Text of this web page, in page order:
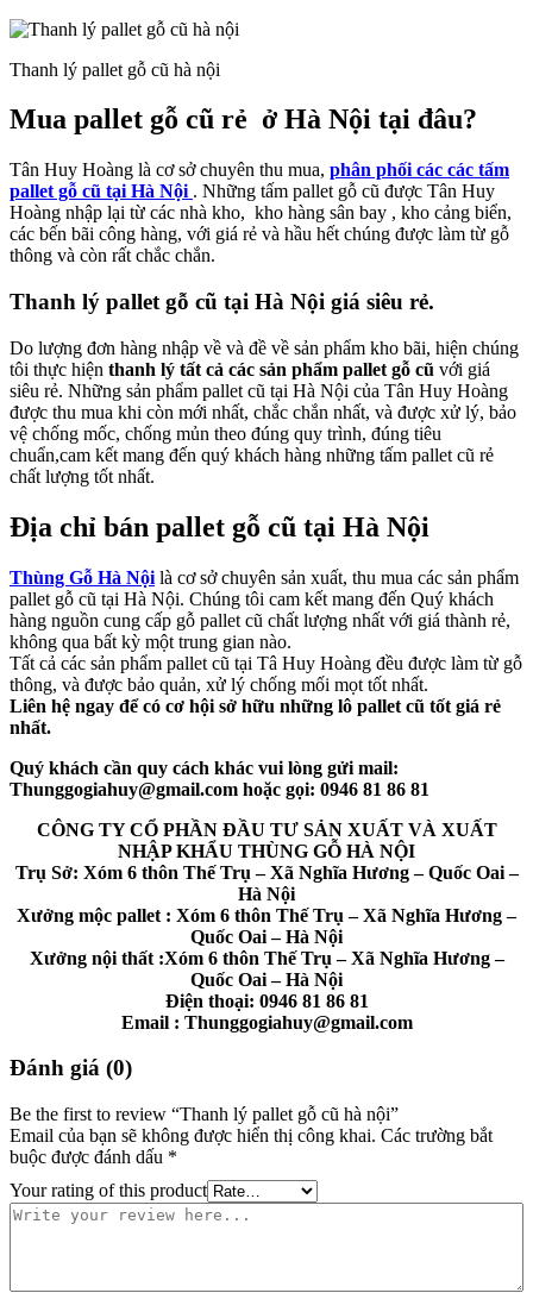
Thanh lý pallet gỗ cũ hà nội
Mua pallet gỗ cũ rẻ ở Hà Nội tại đâu?
Tân Huy Hoàng là cơ sở chuyên thu mua, phân phối các các tấm
pallet gỗ cũ tại Hà Nội . Những tấm pallet gỗ cũ được Tân Huy
Hoàng nhập lại từ các nhà kho, kho hàng sân bay , kho cảng biển,
các bến bãi công hàng, với giá rẻ và hầu hết chúng được làm từ gỗ
thông và còn rất chắc chắn.
Thanh lý pallet gỗ cũ tại Hà Nội giá siêu rẻ.
Do lượng đơn hàng nhập về và đề về sản phẩm kho bãi, hiện chúng
tôi thực hiện thanh lý tất cả các sản phẩm pallet gỗ cũ với giá
siêu rẻ. Những sản phẩm pallet cũ tại Hà Nội của Tân Huy Hoàng
được thu mua khi còn mới nhất, chắc chắn nhất, và được xử lý, bảo
vệ chống mốc, chống mủn theo đúng quy trình, đúng tiêu
chuẩn,cam kết mang đến quý khách hàng những tấm pallet cũ rẻ
chất lượng tốt nhất.
Địa chỉ bán pallet gỗ cũ tại Hà Nội
Thùng Gỗ Hà Nội là cơ sở chuyên sản xuất, thu mua các sản phẩm
pallet gỗ cũ tại Hà Nội. Chúng tôi cam kết mang đến Quý khách
hàng nguồn cung cấp gỗ pallet cũ chất lượng nhất với giá thành rẻ,
không qua bất kỳ một trung gian nào.
Tất cả các sản phẩm pallet cũ tại Tâ Huy Hoàng đều được làm từ gỗ
thông, và được bảo quản, xử lý chống mối mọt tốt nhất.
Liên hệ ngay để có cơ hội sở hữu những lô pallet cũ tốt giá rẻ
nhất.
Quý khách cần quy cách khác vui lòng gửi mail:
Thunggogiahuy@gmail.com hoặc gọi: 0946 81 86 81
CÔNG TY CỔ PHẦN ĐẦU TƯ SẢN XUẤT VÀ XUẤT
NHẬP KHẨU THÙNG GỖ HÀ NỘI
Trụ Sở: Xóm 6 thôn Thế Trụ – Xã Nghĩa Hương – Quốc Oai –
Hà Nội
Xưởng mộc pallet : Xóm 6 thôn Thế Trụ – Xã Nghĩa Hương –
Quốc Oai – Hà Nội
Xưởng nội thất :Xóm 6 thôn Thế Trụ – Xã Nghĩa Hương –
Quốc Oai – Hà Nội
Điện thoại: 0946 81 86 81
Email : Thunggogiahuy@gmail.com
Đánh giá (0)
Be the first to review “Thanh lý pallet gỗ cũ hà nội”
Email của bạn sẽ không được hiển thị công khai. Các trường bắt
buộc được đánh dấu *
Your rating of this product